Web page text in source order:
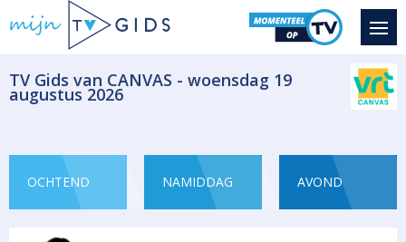
​TV Gids van CANVAS - woensdag 19
augustus 2026
OCHTEND NAMIDDAG AVOND
een...
Documentaire
In maart 2018 kwam in Tempe, Arizona, een
vrouw...
Reportage